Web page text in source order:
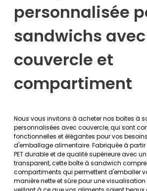
personnalisée
sandwichs avec
couvercle et
compartiment
Nous vous invitons à acheter nos boîtes à
personnalisées avec couvercle, qui sont
fonctionnelles et élégantes pour vos
d'emballage alimentaire. Fabriquée à
PET durable et de qualité supérieure avec
transparent, cette boîte à sandwich
compartiments qui permettent d'emballer
manière nette et sûre pour une visualisation